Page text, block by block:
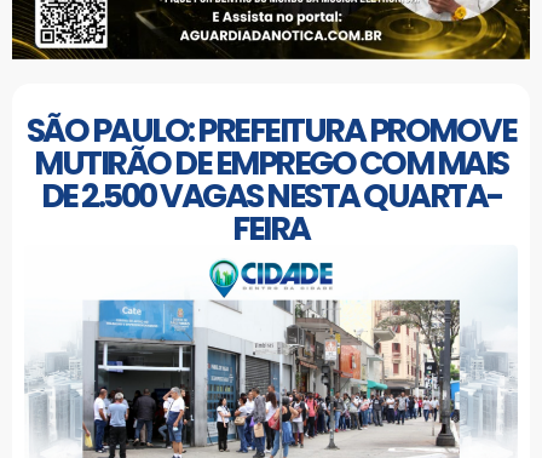
SÃO PAULO: PREFEITURA PROMOVE
MUTIRÃO DE EMPREGO COM MAIS
DE 2.500 VAGAS NESTA QUARTA-
FEIRA